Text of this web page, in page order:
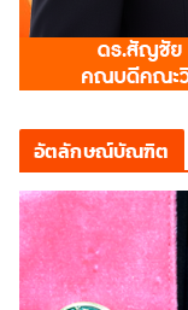
อัตลักษณ์บัณฑิต